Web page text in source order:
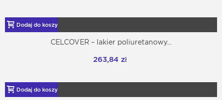
Dodaj do koszyka
CELCOVER – lakier poliuretanowy...
263,84 zł
Dodaj do koszyka